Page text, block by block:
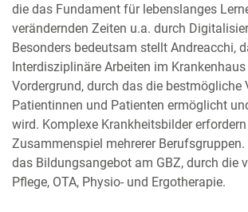
die das Fundament für lebenslanges
verändernden Zeiten u.a. durch
Besonders bedeutsam stellt Andreacchi,
Interdisziplinäre Arbeiten im Krankenhaus
Vordergrund, durch das die bestmögliche
Patientinnen und Patienten ermöglicht
wird. Komplexe Krankheitsbilder
Zusammenspiel mehrerer
das Bildungsangebot am GBZ, durch die
Pflege, OTA, Physio- und Ergotherapie.